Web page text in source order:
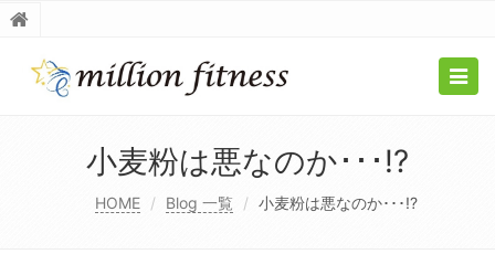
小麦粉は悪なのか･･･!?
HOME Blog 一覧 小麦粉は悪なのか･･･!?